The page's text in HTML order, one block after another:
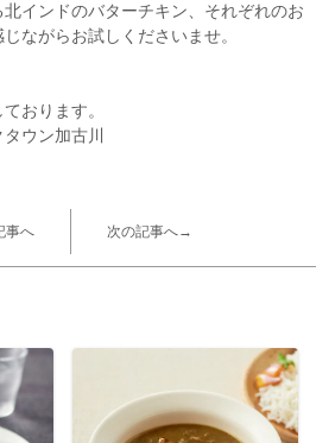
インドのバターチキン、それぞれのお
ながらお試しくださいませ。
おります。
ウン加古川
事へ 次の記事へ→